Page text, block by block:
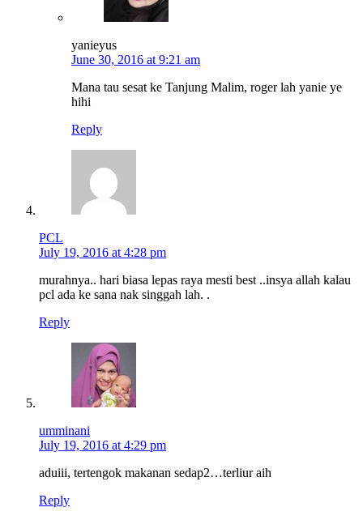
yanieyus
June 30, 2016 at 9:21 am
Mana tau sesat ke Tanjung Malim, roger lah yanie ye
hihi
Reply
PCL
July 19, 2016 at 4:28 pm
murahnya.. hari biasa lepas raya mesti best ..insya allah kalau
pcl ada ke sana nak singgah lah. .
Reply
umminani
July 19, 2016 at 4:29 pm
aduiii, tertengok makanan sedap2…terliur aih
Reply